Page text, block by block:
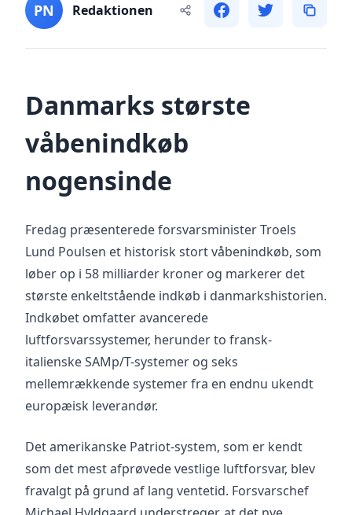
PN Redaktionen
Danmarks største
våbenindkøb
nogensinde
Fredag præsenterede forsvarsminister Troels
Lund Poulsen et historisk stort våbenindkøb, som
løber op i 58 milliarder kroner og markerer det
største enkeltstående indkøb i danmarkshistorien.
Indkøbet omfatter avancerede
luftforsvarssystemer, herunder to fransk-
italienske SAMp/T-systemer og seks
mellemrækkende systemer fra en endnu ukendt
europæisk leverandør.
Det amerikanske Patriot-system, som er kendt
som det mest afprøvede vestlige luftforsvar, blev
fravalgt på grund af lang ventetid. Forsvarschef